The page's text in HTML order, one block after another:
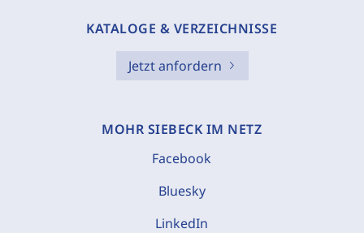
KATALOGE & VERZEICHNISSE
Jetzt anfordern
MOHR SIEBECK IM NETZ
Facebook
Bluesky
LinkedIn